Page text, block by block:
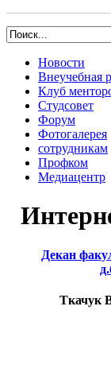
Новости
Внеучебная
Клуб
Студсовет
Форум
Фотогалерея
сотрудникам
Профком
Медиацентр
Декан
Ткачук